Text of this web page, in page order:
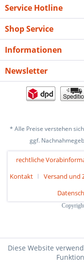
Service Hotline
Shop Service
Informationen
Newsletter
* Alle Preise verstehen
ggf.
rechtliche
Kontakt
Versand und
Diese Website